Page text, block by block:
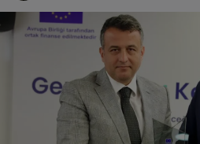
EKONOMİ
TEKNOLOJİ
YAŞAM
YEMEK